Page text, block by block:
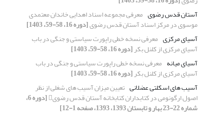
آستان قدس رضوی معرفی مجموعه اسناد اهدایی خاندان معتمدی
موسوی در مرکز اسناد آستان قدس رضوی[دوره 16، 58-59، 1403]
آسیای مرکزی معرفی نسخه خطی راپورت سیاستی و جنگی در باب
آسیای مرکزی از کلنل بکر[دوره 16، 58-59، 1403]
آسیای میانه معرفی نسخه خطی راپورت سیاستی و جنگی در باب
آسیای مرکزی از کلنل بکر[دوره 16، 58-59، 1403]
آسیب های اسکلتی عضلانی تعیین میزان آسیب‌ های شغلی از نظر
اصول ارگونومی در کتابداران کتابخانه آستان قدس رضوی [دوره 6،
شماره 22-23 بهار و تابستان 1393، 1393، صفحه 1-12]